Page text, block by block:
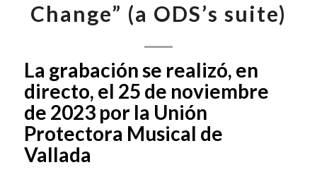
Change” (a ODS’s suite)
La grabación se realizó, en
directo, el 25 de noviembre
de 2023 por la Unión
Protectora Musical de
Vallada